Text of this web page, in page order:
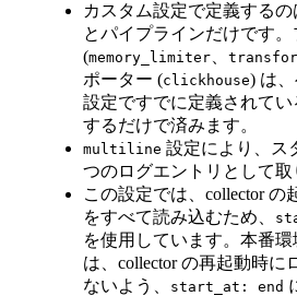
カスタム設定で定義するの
とパイプラインだけです
(memory_limiter
ポーター (clickhouse) は
設定ですでに定義されて
するだけで済みます。
multiline 設定により、ス
つのログエントリとして取
この設定では、collector の
をすべて読み込むため、
を使用しています。本番
は、collector の再起動時に
ないよう、
start_at: end